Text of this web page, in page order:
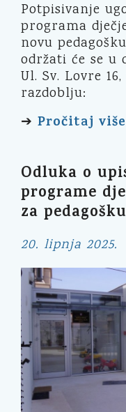
Potpisivanje
programa
novu
održati će se u
Ul. Sv. Lovre
razdoblju:
➔ Pročitaj više
Odluka o
programe
za
20. lipnja 2025.